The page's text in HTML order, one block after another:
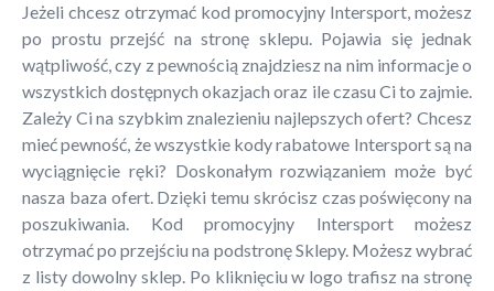
Jeżeli chcesz otrzymać kod promocyjny Intersport, możesz
po prostu przejść na stronę sklepu. Pojawia się jednak
wątpliwość, czy z pewnością znajdziesz na nim informacje o
wszystkich dostępnych okazjach oraz ile czasu Ci to zajmie.
Zależy Ci na szybkim znalezieniu najlepszych ofert? Chcesz
mieć pewność, że wszystkie kody rabatowe Intersport są na
wyciągnięcie ręki? Doskonałym rozwiązaniem może być
nasza baza ofert. Dzięki temu skrócisz czas poświęcony na
poszukiwania. Kod promocyjny Intersport możesz
otrzymać po przejściu na podstronę Sklepy. Możesz wybrać
z listy dowolny sklep. Po kliknięciu w logo trafisz na stronę